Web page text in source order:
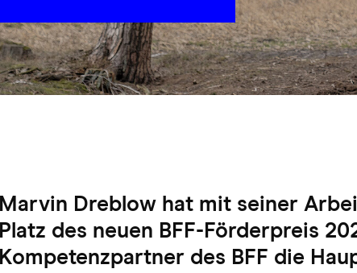
Marvin Dreblow hat mit seiner
Platz des neuen BFF-Förderpreis
Kompetenzpartner des BFF die